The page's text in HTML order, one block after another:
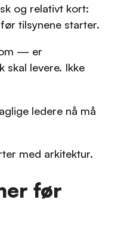
og relativt kort:
tilsynene starter.
— er
skal levere. Ikke
ledere nå må
med arkitektur.
før